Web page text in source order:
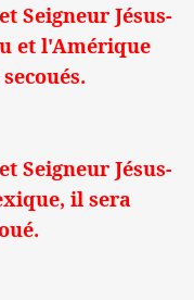
Seigneur Jésus-
et l'Amérique
Seigneur Jésus-
il sera